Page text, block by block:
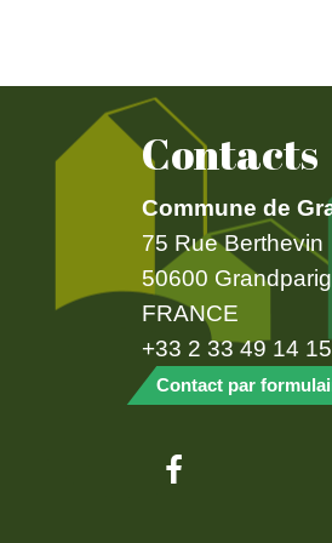
Contacts
Commune de
75 Rue Berthevin
50600
FRANCE
+33 2 33 49 14 15
Contact par